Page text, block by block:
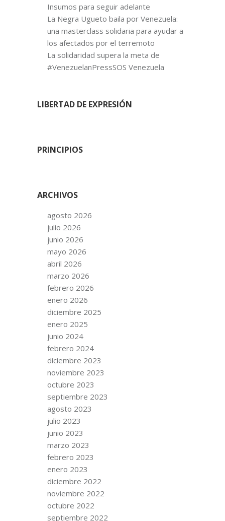
Insumos para seguir adelante
La Negra Ugueto baila por Venezuela:
una masterclass solidaria para ayudar a
los afectados por el terremoto
La solidaridad supera la meta de
#VenezuelanPressSOS Venezuela
LIBERTAD DE EXPRESIÓN
PRINCIPIOS
ARCHIVOS
agosto 2026
julio 2026
junio 2026
mayo 2026
abril 2026
marzo 2026
febrero 2026
enero 2026
diciembre 2025
enero 2025
junio 2024
febrero 2024
diciembre 2023
noviembre 2023
octubre 2023
septiembre 2023
agosto 2023
julio 2023
junio 2023
marzo 2023
febrero 2023
enero 2023
diciembre 2022
noviembre 2022
octubre 2022
septiembre 2022